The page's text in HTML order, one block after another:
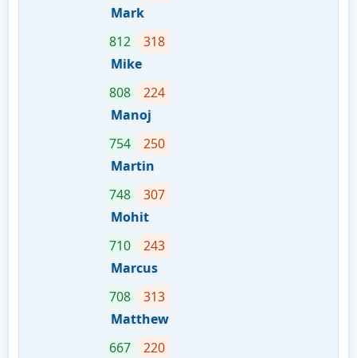
Mark
812
318
Mike
808
224
Manoj
754
250
Martin
748
307
Mohit
710
243
Marcus
708
313
Matthew
667
220